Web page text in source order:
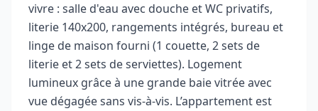
vivre : salle d'eau avec douche et WC privatifs,
literie 140x200, rangements intégrés, bureau et
linge de maison fourni (1 couette, 2 sets de
literie et 2 sets de serviettes). Logement
lumineux grâce à une grande baie vitrée avec
vue dégagée sans vis-à-vis. L’appartement est